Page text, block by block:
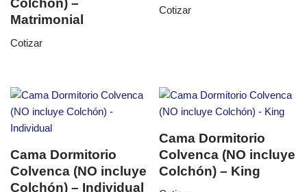
Colchón) –
Matrimonial
Cotizar
Cotizar
Cama Dormitorio
Colvenca (NO incluye
Colchón) – Individual
Cama Dormitorio
Colvenca (NO incluye
Colchón) – King